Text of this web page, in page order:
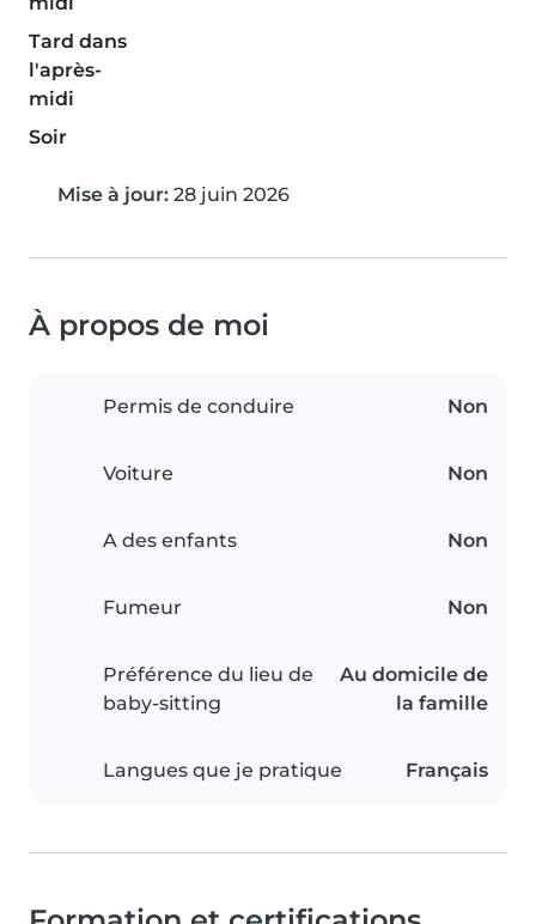
Tard dans
l'après-
midi
Soir
Mise à jour: 28 juin 2026
À propos de moi
Permis de conduire Non
Voiture Non
A des enfants Non
Fumeur Non
Préférence du lieu de
baby-sitting
Au domicile de
la famille
Langues que je pratique Français